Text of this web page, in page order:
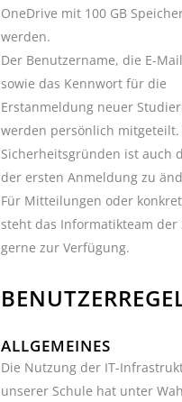
OneDrive mit 100 GB
werden.
Der Benutzername, die E-
sowie das Kennwort für die
Erstanmeldung neuer
werden persönlich mitgeteilt.
Sicherheitsgründen ist auch
der ersten Anmeldung zu
Für Mitteilungen oder
steht das Informatikteam der
gerne zur Verfügung.
ALLGEMEINES
Die Nutzung der IT-
unserer Schule hat unter